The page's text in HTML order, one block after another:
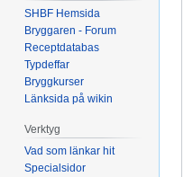
SHBF Hemsida
Bryggaren - Forum
Receptdatabas
Typdeffar
Bryggkurser
Länksida på wikin
Verktyg
Vad som länkar hit
Specialsidor